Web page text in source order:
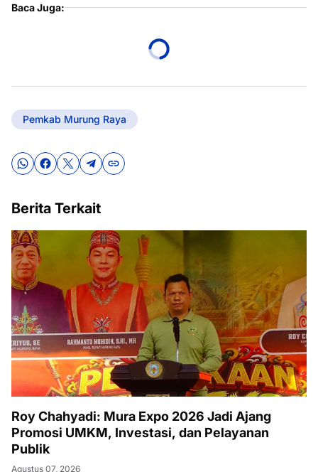
Baca Juga:
Pemkab Murung Raya
Berita Terkait
Roy Chahyadi: Mura Expo 2026 Jadi Ajang
Promosi UMKM, Investasi, dan Pelayanan
Publik
Agustus 07, 2026